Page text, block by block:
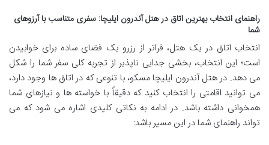
راهنمای انتخاب بهترین اتاق در هتل آندرون ایلیچا: سفری متناسب با آرزوهای
شما
انتخاب اتاق در یک هتل، فراتر از رزرو یک فضای ساده برای خوابیدن
است؛ این انتخاب، بخشی جدایی ناپذیر از تجربه کلی سفر شما را شکل
می دهد. در هتل آندرون ایلیچا مسکو، با تنوعی که در اتاق ها وجود دارد،
می توانید اقامتی را انتخاب کنید که دقیقاً با خواسته ها و نیازهای شما
همخوانی داشته باشد. در ادامه به نکاتی کلیدی اشاره می شود که می
تواند راهنمای شما در این مسیر باشد: